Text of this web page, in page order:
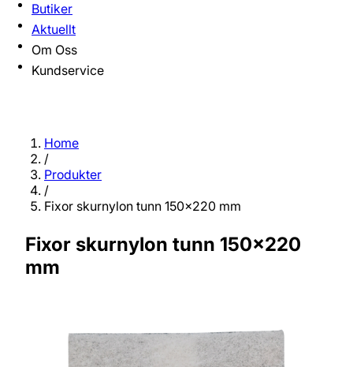
Butiker
Aktuellt
Om Oss
Kundservice
Home
/
Produkter
/
Fixor skurnylon tunn 150x220 mm
Fixor skurnylon tunn 150x220
mm